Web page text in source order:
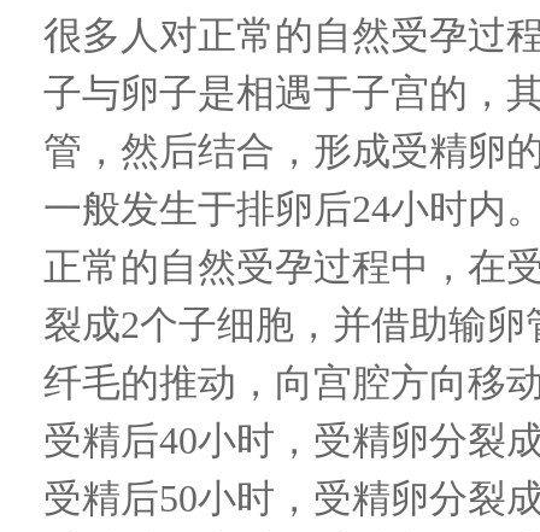
很多人对正常的自然受孕过
子与卵子是相遇于子宫的，
管，然后结合，形成受精卵
一般发生于排卵后24小时内
正常的自然受孕过程中，在
裂成2个子细胞，并借助输
纤毛的推动，向宫腔方向移
受精后40小时，受精卵分裂
受精后50小时，受精卵分裂